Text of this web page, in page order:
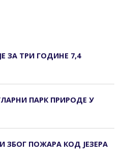
ЗА ТРИ ГОДИНЕ 7,4
ПАРК ПРИРОДЕ У
ЗБОГ ПОЖАРА КОД ЈЕЗЕРА